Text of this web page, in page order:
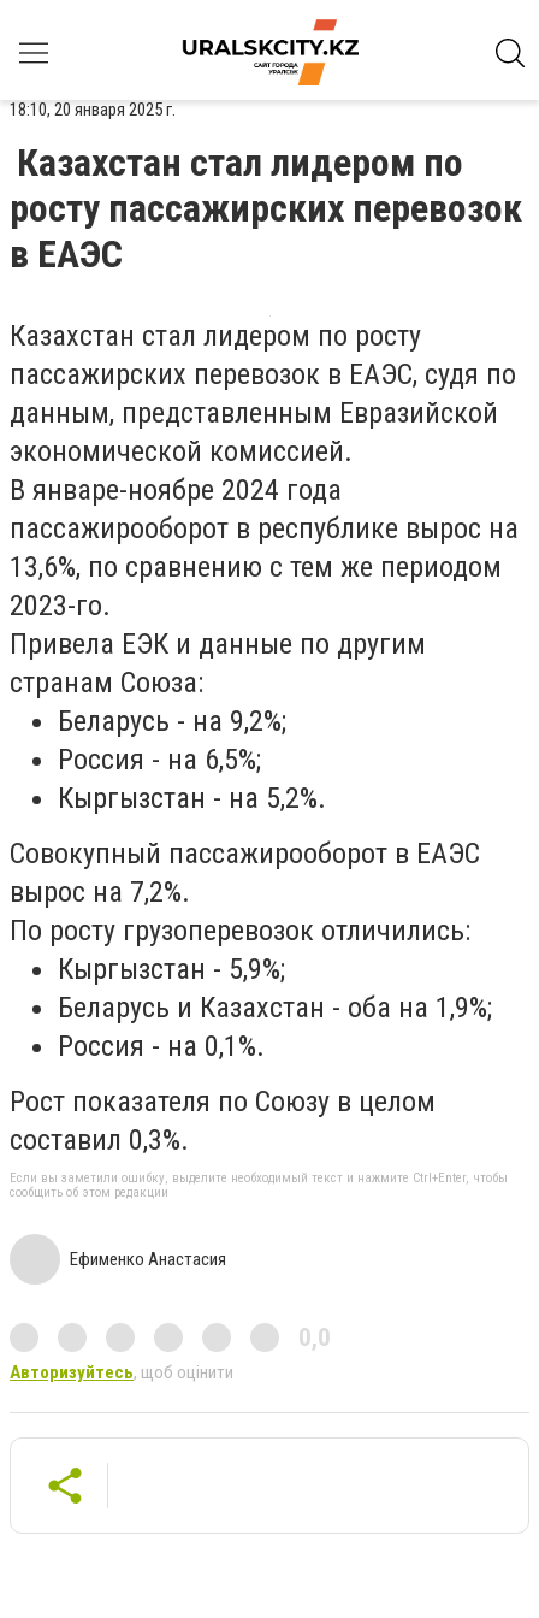
18:10, 20 января 2025 г.
Казахстан стал лидером по
росту пассажирских перевозок
в ЕАЭС
Казахстан стал лидером по росту
пассажирских перевозок в ЕАЭС, судя по
данным, представленным Евразийской
экономической комиссией.
В январе-ноябре 2024 года
пассажирооборот в республике вырос на
13,6%, по сравнению с тем же периодом
2023-го.
Привела ЕЭК и данные по другим
странам Союза:
Беларусь - на 9,2%;
Россия - на 6,5%;
Кыргызстан - на 5,2%.
Совокупный пассажирооборот в ЕАЭС
вырос на 7,2%.
По росту грузоперевозок отличились:
Кыргызстан - 5,9%;
Беларусь и Казахстан - оба на 1,9%;
Россия - на 0,1%.
Рост показателя по Союзу в целом
составил 0,3%.
Если вы заметили ошибку, выделите необходимый текст и нажмите Ctrl+Enter, чтобы
сообщить об этом редакции
Ефименко Анастасия
0,0
Авторизуйтесь, щоб оцінити